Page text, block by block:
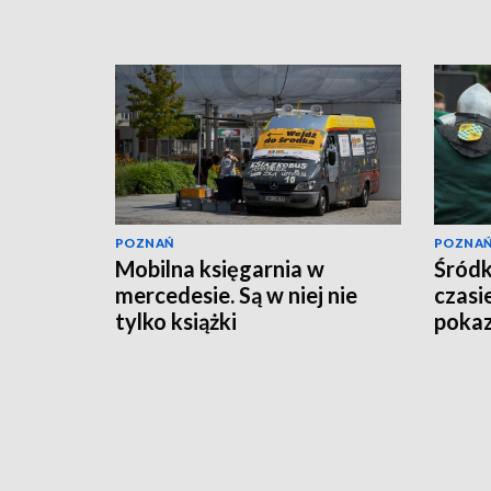
POZNAŃ
Mobilna księgarnia w
mercedesie. Są w niej nie
tylko książki